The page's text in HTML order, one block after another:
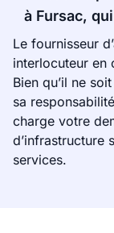
à Fursac,
Le fournisseur
interlocuteur en
Bien qu’il ne
sa
charge votre
d’infrastructure
services.